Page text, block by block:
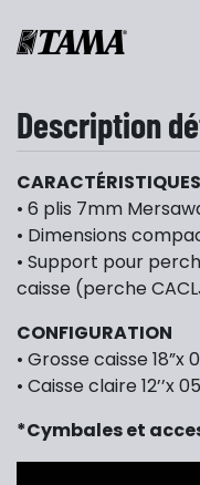
Description
CARACTÉRISTIQUES
• 6 plis 7mm
• Dimensions
• Support pour
caisse (perche
CONFIGURATION
• Grosse caisse 18”x
• Caisse claire 12’’x
*Cymbales et